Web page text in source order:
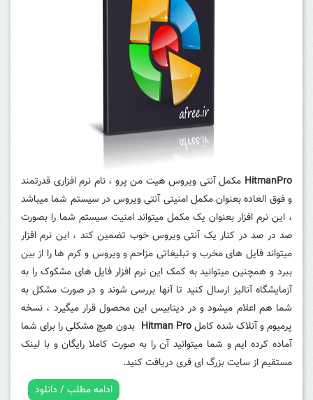
HitmanPro مکمل آنتی ویروس هیت من پرو ، نام نرم افزاری قدرتمند
و فوق العاده بعنوان مکمل امنیتی آنتی ویروس در سیستم شما میباشد
، این نرم افزار بعنوان یک مکمل میتواند امنیت سیستم شما را بصورت
صد در صد در کنار یک آنتی ویروس خوب تضمین کند ، این نرم افزار
میتواند فایل های مخرب و تبلیغاتی مزاحم و ویروس و کرم ها را از بین
ببرد و همچنین میتوانید به کمک این نرم افزار فایل های مشکوک را به
آزمایشگاه آنالیز ارسال کنید تا آنها بررسی شوند و در صورت مشکل به
شما هم اعلام میشود و در دیتابیس این محصول قرار میگیرد ، نسخه
پرمیوم و آنلاک شده کاملHitman Pro بدون هیچ مشکلی را برای شما
آماده کرده ایم و شما میتوانید آن را به صورت کاملا رایگان و با لینک
مستقیم از سایت بزرگ ای فری دریافت کنید.
ادامه مطلب / دانلود